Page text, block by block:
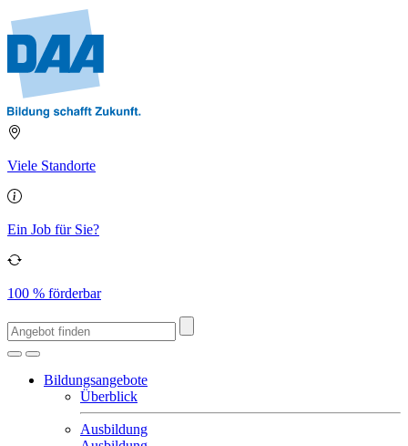
Viele Standorte
Ein Job für Sie?
100 % förderbar
Bildungsangebote
Überblick
Ausbildung